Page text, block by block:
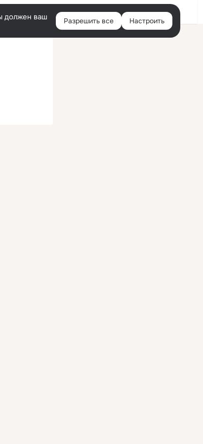
Войти
должен ваш
Разрешить все Настроить